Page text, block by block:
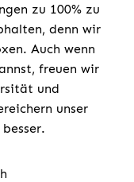
zu 100% zu
denn wir
Auch wenn
freuen wir
und
unser